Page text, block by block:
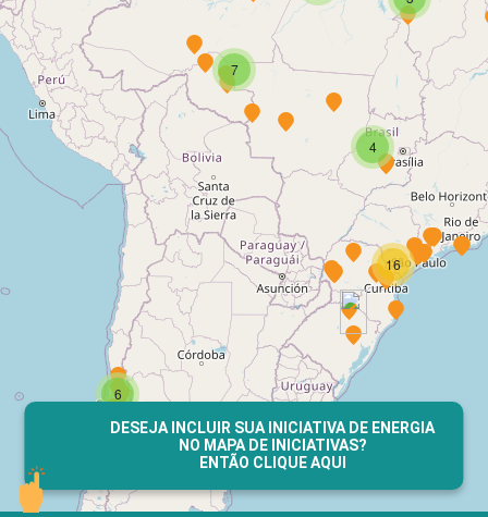
DESEJA INCLUIR SUA INICIATIVA DE ENERGIA
NO MAPA DE INICIATIVAS?
ENTÃO CLIQUE AQUI